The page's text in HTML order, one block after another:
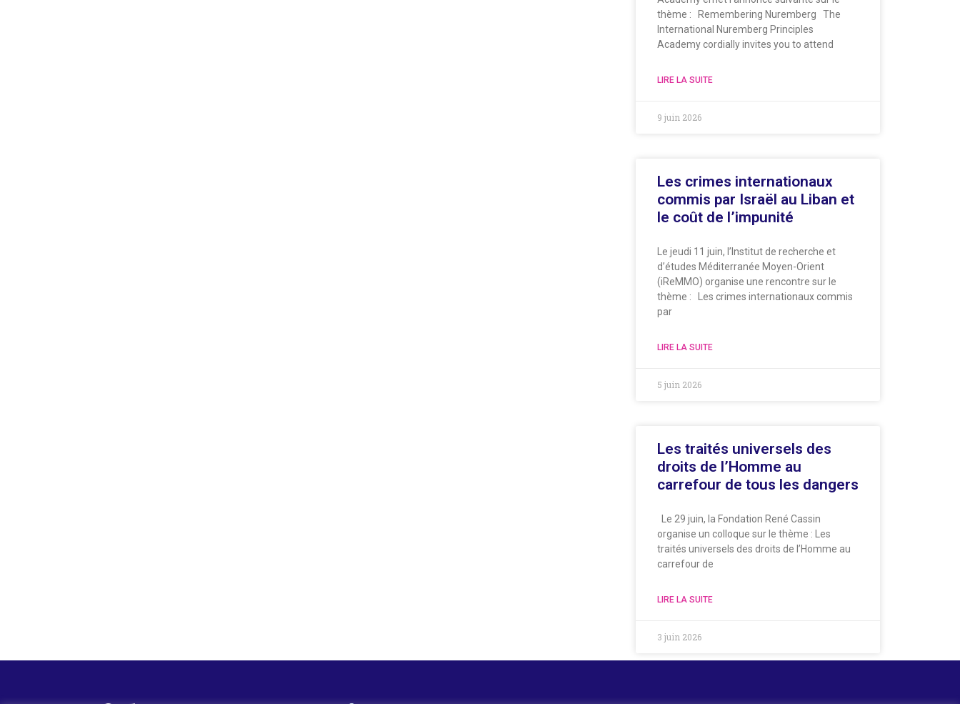
thème : Remembering Nuremberg The
International Nuremberg Principles
Academy cordially invites you to attend
LIRE LA SUITE
9 juin 2026
Les crimes internationaux
commis par Israël au Liban et
le coût de l’impunité
Le jeudi 11 juin, l’Institut de recherche et
d’études Méditerranée Moyen-Orient
(iReMMO) organise une rencontre sur le
thème : Les crimes internationaux commis
par
LIRE LA SUITE
5 juin 2026
Les traités universels des
droits de l’Homme au
carrefour de tous les dangers
Le 29 juin, la Fondation René Cassin
organise un colloque sur le thème : Les
traités universels des droits de l’Homme au
carrefour de
LIRE LA SUITE
3 juin 2026